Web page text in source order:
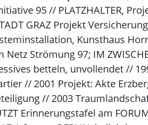
95 // PLATZHALTER,
GRAZ Projekt
Kunsthaus
Strömung 97; IM
betteln, unvollendet //
// 2001 Projekt: Akte
// 2003
Erinnerungstafel am